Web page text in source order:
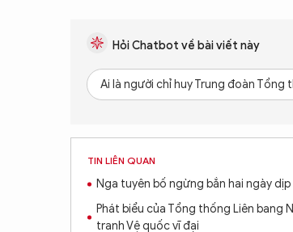
Hỏi Chatbot về bài viết này
Ai là người chỉ huy Trung đoàn Tổng
TIN LIÊN QUAN
Nga tuyên bố ngừng bắn hai ngày
Phát biểu của Tổng thống Liên bang
tranh Vệ quốc vĩ đại